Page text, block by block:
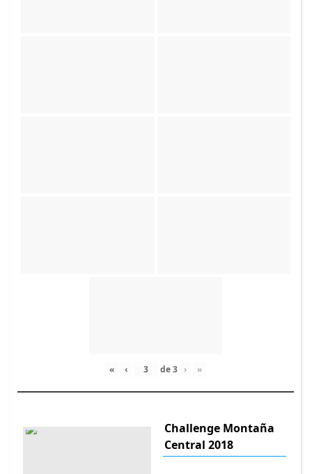
« ‹ de3 › »
Challenge Montaña
Central 2018